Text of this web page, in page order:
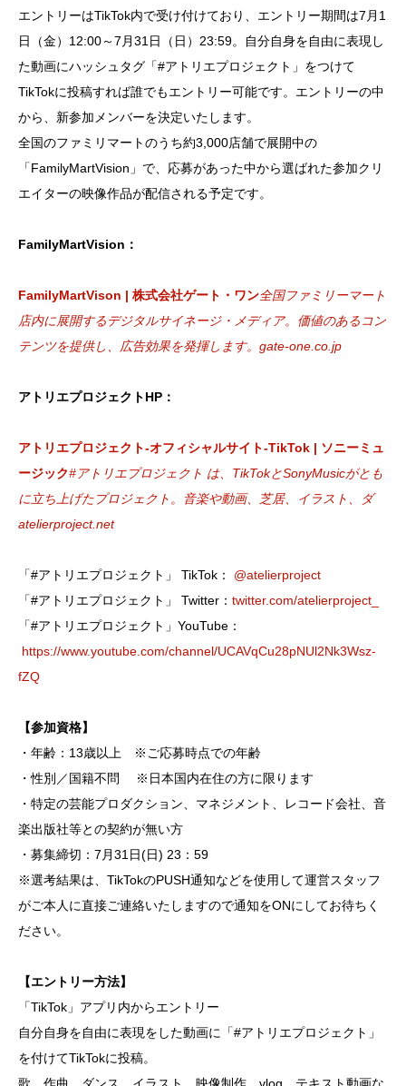
エントリーはTikTok内で受け付けており、エントリー期間は7月1
日（金）12:00～7月31日（日）23:59。自分自身を⾃由に表現し
た動画にハッシュタグ「#アトリエプロジェクト」をつけて
TikTokに投稿すれば誰でもエントリー可能です。エントリーの中
から、新参加メンバーを決定いたします。
全国のファミリマートのうち約3,000店舗で展開中の
「FamilyMartVision」で、応募があった中から選ばれた参加クリ
エイターの映像作品が配信される予定です。
FamilyMartVision：
FamilyMartVison | 株式会社ゲート・ワン全国ファミリーマート
店内に展開するデジタルサイネージ・メディア。価値のあるコン
テンツを提供し、広告効果を発揮します。 gate-one.co.jp
アトリエプロジェクトHP：
アトリエプロジェクト-オフィシャルサイト-TikTok | ソニーミュ
ージック#アトリエプロジェクト は、TikTokとSonyMusicがとも
に立ち上げたプロジェクト。音楽や動画、芝居、イラスト、ダ
atelierproject.net
「#アトリエプロジェクト」 TikTok： @atelierproject
「#アトリエプロジェクト」 Twitter： twitter.com/atelierproject_
「#アトリエプロジェクト」YouTube：
https://www.youtube.com/channel/UCAVqCu28pNUl2Nk3Wsz-
fZQ
【参加資格】
・年齢：13歳以上 ※ご応募時点での年齢
・性別／国籍不問 ※日本国内在住の方に限ります
・特定の芸能プロダクション、マネジメント、レコード会社、音
楽出版社等との契約が無い方
・募集締切：7月31日(日) 23：59
※選考結果は、TikTokのPUSH通知などを使用して運営スタッフ
がご本人に直接ご連絡いたしますので通知をONにしてお待ちく
ださい。
【エントリー方法】
「TikTok」アプリ内からエントリー
自分自身を⾃由に表現をした動画に「#アトリエプロジェクト」
を付けてTikTokに投稿。
歌、作曲、ダンス、イラスト、映像制作、vlog、テキスト動画な